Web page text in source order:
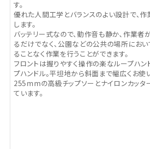
す。
優れた人間工学とバランスのよい設計で、
します。
バッテリー式なので、動作音も静か、作業者
るだけでなく、公園などの公共の場所にお
ることなく作業を行うことができます。
フロントは握りやすく操作の楽なループハン
プハンドル。平坦地から斜面まで幅広くお使
255mmの高級チップソーとナイロンカッタ
ています。